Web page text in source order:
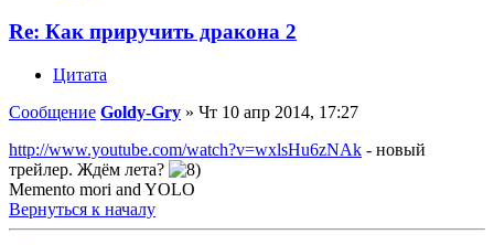
Re: Как приручить дракона 2
Цитата
Сообщение Goldy-Gry » Чт 10 апр 2014, 17:27
http://www.youtube.com/watch?v=wxlsHu6zNAk - новый
трейлер. Ждём лета?
Memento mori and YOLO
Вернуться к началу